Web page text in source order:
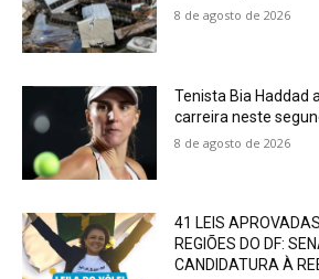
8 de agosto de 2026
Tenista Bia Haddad
carreira neste
8 de agosto de 2026
41 LEIS
REGIÕES DO DF:
CANDIDATURA À